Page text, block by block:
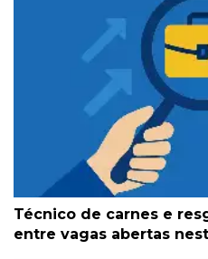
Técnico de carnes e
entre vagas abertas